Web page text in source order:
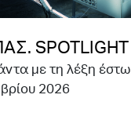
SPOTLIGHT
με τη λέξη έστω
2026